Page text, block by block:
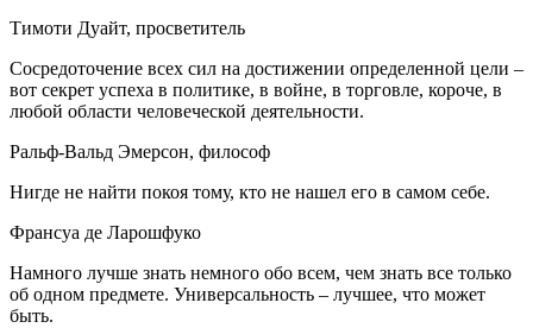
Тимоти Дуайт, просветитель
Сосредоточение всех сил на достижении определенной цели –
вот секрет успеха в политике, в войне, в торговле, короче, в
любой области человеческой деятельности.
Ральф-Вальд Эмерсон, философ
Нигде не найти покоя тому, кто не нашел его в самом себе.
Франсуа де Ларошфуко
Намного лучше знать немного обо всем, чем знать все только
об одном предмете. Универсальность – лучшее, что может
быть.